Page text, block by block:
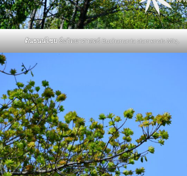
ต้นธนนไชยชื่อวิทยาศาสตร์ Buchanania siamensis Miq.